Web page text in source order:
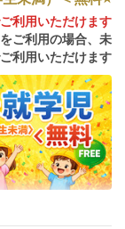
用いただけます！
ご利用の場合、未
利用いただけます🎵